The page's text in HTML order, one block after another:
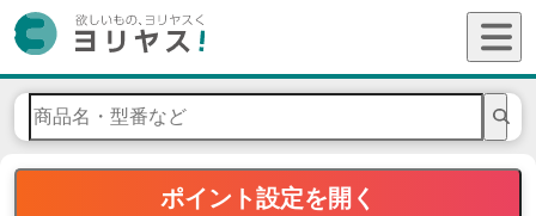
ポイント設定を開く